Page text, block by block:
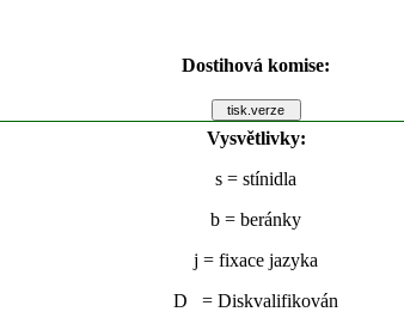
Dostihová komise:
Vysvětlivky:
s = stínidla
b = beránky
j = fixace jazyka
D = Diskvalifikován